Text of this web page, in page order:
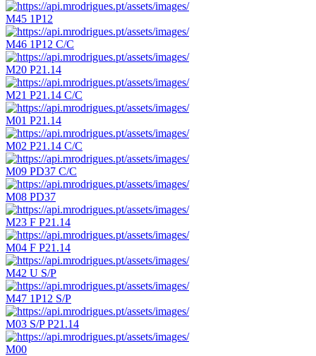
M45 1P12
M46 1P12 C/C
M20 P21.14
M21 P21.14 C/C
M01 P21.14
M02 P21.14 C/C
M09 PD37 C/C
M08 PD37
M23 F P21.14
M04 F P21.14
M42 U S/P
M47 1P12 S/P
M03 S/P P21.14
M00